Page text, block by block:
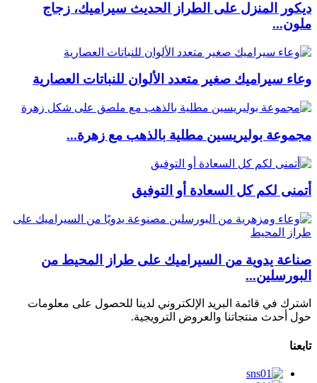
ديكور المنزل على الطراز الحديث سيراميك، زجاج
ملون...
وعاء سيراميك صغير متعدد الألوان للنباتات العصارية
مجموعة بوليريسين مطلية بالذهب مع زهرة...
أتمنى لكم كل السعادة أو التوفيق
صناعة يدوية من السيراميك على طراز المحيط من
البورسلين...
اشترك في قائمة البريد الإلكتروني لدينا للحصول على معلومات
حول أحدث منتجاتنا والعروض الترويجية.
تابعنا